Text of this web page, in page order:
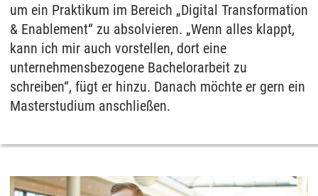
um ein Praktikum im Bereich „Digital Transformation
& Enablement“ zu absolvieren. „Wenn alles klappt,
kann ich mir auch vorstellen, dort eine
unternehmensbezogene Bachelorarbeit zu
schreiben“, fügt er hinzu. Danach möchte er gern ein
Masterstudium anschließen.